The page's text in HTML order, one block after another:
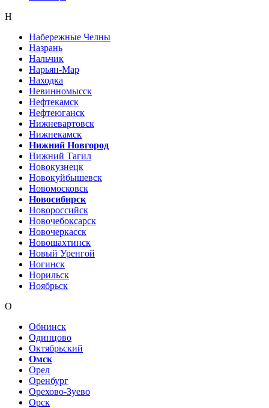
Н
Набережные Челны
Назрань
Нальчик
Нарьян-Мар
Находка
Невинномысск
Нефтекамск
Нефтеюганск
Нижневартовск
Нижнекамск
Нижний Новгород
Нижний Тагил
Новокузнецк
Новокуйбышевск
Новомосковск
Новосибирск
Новороссийск
Новочебоксарск
Новочеркасск
Новошахтинск
Новый Уренгой
Ногинск
Норильск
Ноябрьск
О
Обнинск
Одинцово
Октябрьский
Омск
Орел
Оренбург
Орехово-Зуево
Орск